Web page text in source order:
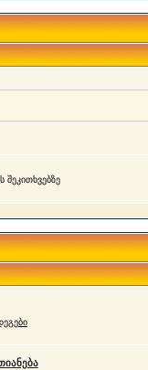
შეკითხვებზე